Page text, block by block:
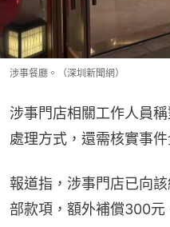
涉事餐廳。（深圳新聞網）
涉事門店相關工作人員
處理方式，還需核實事
報道指，涉事門店已向
部款項，額外補償300元